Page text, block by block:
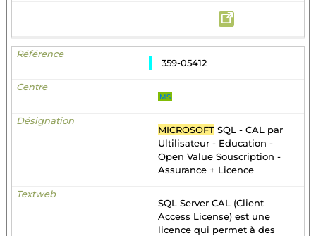
359-05412
MS
MICROSOFT SQL - CAL par
Ultilisateur - Education -
Open Value Souscription -
Assurance + Licence
SQL Server CAL (Client
Access License) est une
licence qui permet à des